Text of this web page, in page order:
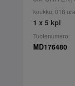
koukku, 018
1 x 5 kpl
Tuotenumero:
MD176480